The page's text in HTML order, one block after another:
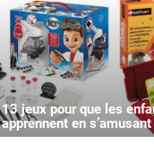
13 jeux pour que les
apprennent en s’amusant